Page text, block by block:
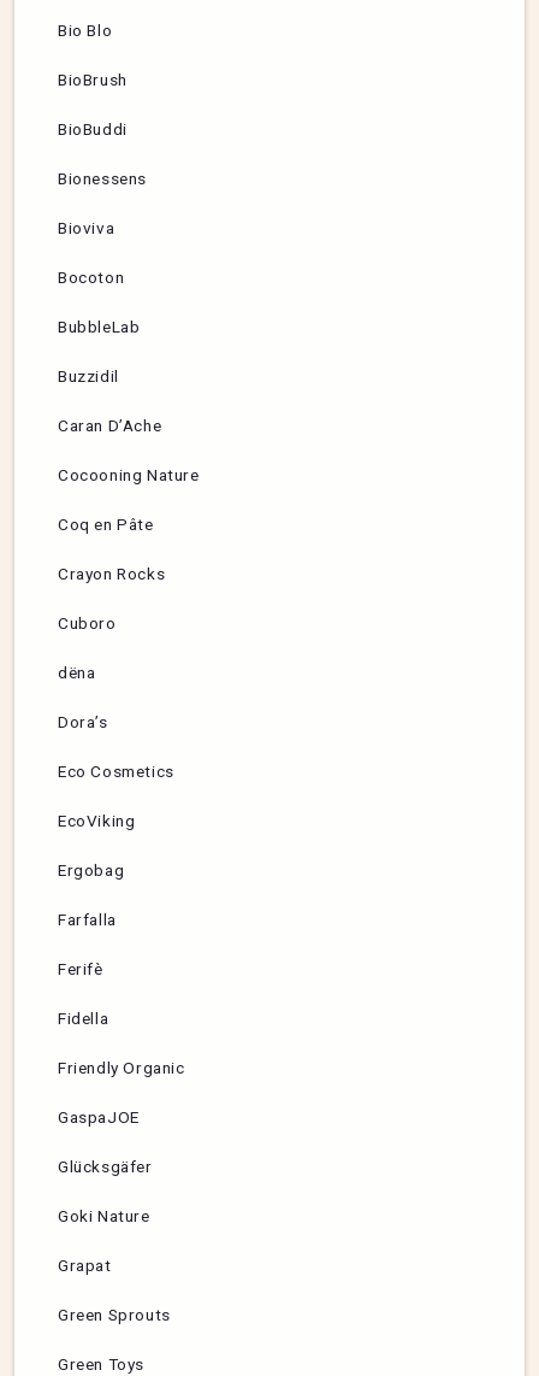
Bio Blo
BioBrush
BioBuddi
Bionessens
Bioviva
Bocoton
BubbleLab
Buzzidil
Caran D’Ache
Cocooning Nature
Coq en Pâte
Crayon Rocks
Cuboro
dëna
Dora’s
Eco Cosmetics
EcoViking
Ergobag
Farfalla
Ferifè
Fidella
Friendly Organic
GaspaJOE
Glücksgäfer
Goki Nature
Grapat
Green Sprouts
Green Toys